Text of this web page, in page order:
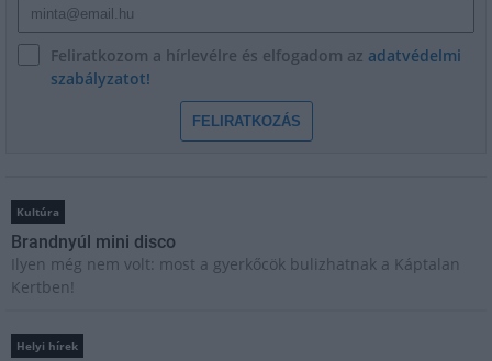
Feliratkozom a hírlevélre és elfogadom az adatvédelmi
szabályzatot!
FELIRATKOZÁS
Kultúra
Brandnyúl mini disco
Ilyen még nem volt: most a gyerkőcök bulizhatnak a Káptalan
Kertben!
Helyi hírek